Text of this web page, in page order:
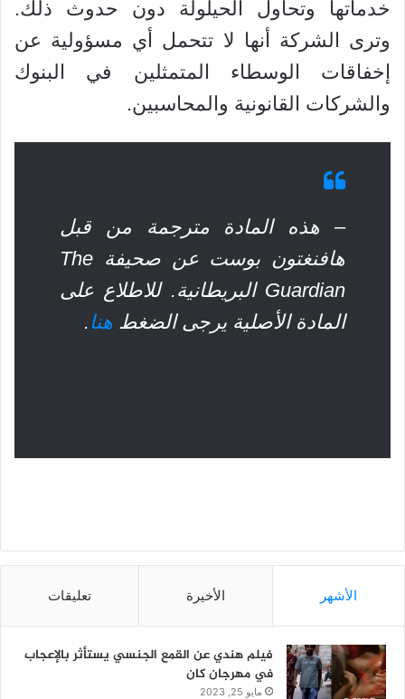
خدماتها وتحاول الحيلولة دون حدوث ذلك.
وترى الشركة أنها لا تتحمل أي مسؤولية عن
إخفاقات الوسطاء المتمثلين في البنوك
والشركات القانونية والمحاسبين.
– هذه المادة مترجمة من قبل
هافنغتون بوست عن صحيفة The
Guardian البريطانية. للاطلاع على
المادة الأصلية يرجى الضغط هنا .
الأشهر الأخيرة تعليقات
فيلم هندي عن القمع الجنسي يستأثر بالإعجاب
في مهرجان كان
مايو 25, 2023